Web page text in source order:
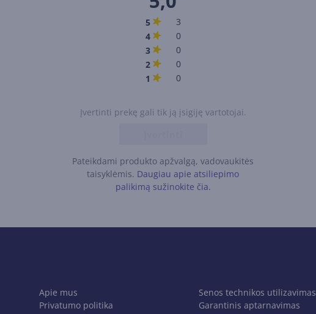
5
3
4
0
3
0
2
0
1
0
Įvertinti prekę gali tik ją įsigiję vartotojai.
Pateikdami produkto apžvalgą, vadovaukitės
taisyklėmis. Daugiau apie atsiliepimo
palikimą sužinokite čia.
Apie mus
Privatumo politika
Senos technikos utilizavimas
Garantinis aptarnavimas